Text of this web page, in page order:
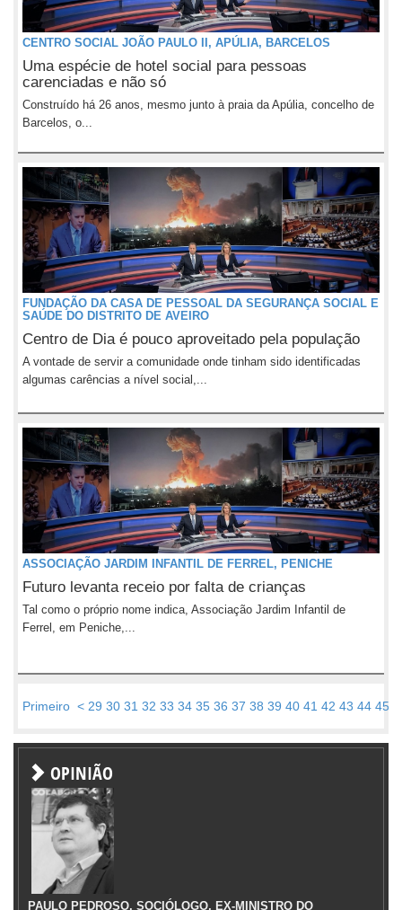
CENTRO SOCIAL JOÃO PAULO II, APÚLIA, BARCELOS
Uma espécie de hotel social para pessoas
carenciadas e não só
Construído há 26 anos, mesmo junto à praia da Apúlia, concelho de
Barcelos, o...
FUNDAÇÃO DA CASA DE PESSOAL DA SEGURANÇA SOCIAL E
SAÚDE DO DISTRITO DE AVEIRO
Centro de Dia é pouco aproveitado pela população
A vontade de servir a comunidade onde tinham sido identificadas
algumas carências a nível social,...
ASSOCIAÇÃO JARDIM INFANTIL DE FERREL, PENICHE
Futuro levanta receio por falta de crianças
Tal como o próprio nome indica, Associação Jardim Infantil de
Ferrel, em Peniche,...
Primeiro < 29 30 31 32 33 34 35 36 37 38 39 40 41 42 43 44 45
OPINIÃO
PAULO PEDROSO, SOCIÓLOGO, EX-MINISTRO DO